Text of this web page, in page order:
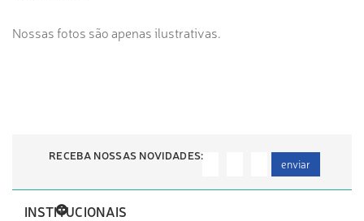
Nossas fotos são apenas ilustrativas.
RECEBA NOSSAS NOVIDADES:
enviar
INSTITUCIONAIS